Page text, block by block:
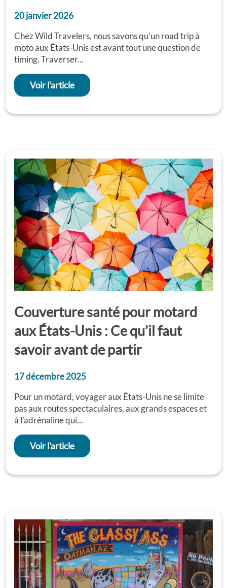
20 janvier 2026
Chez Wild Travelers, nous savons qu’un road trip à
moto aux États-Unis est avant tout une question de
timing. Traverser...
Voir l'article
Couverture santé pour motard
aux États-Unis : Ce qu’il faut
savoir avant de partir
17 décembre 2025
Pour un motard, voyager aux États-Unis ne se limite
pas aux routes spectaculaires, aux grands espaces et
à l’adrénaline qui...
Voir l'article